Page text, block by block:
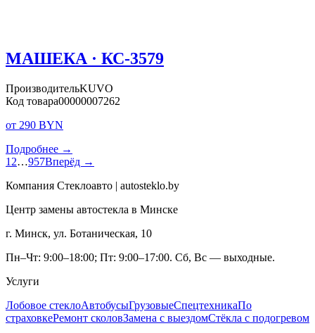
МАШЕКА · КС-3579
ПроизводительKUVO
Код товара00000007262
от 290 BYN
Подробнее →
1 2…957Вперёд →
Компания Стеклоавто | autosteklo.by
Центр замены автостекла в Минске
г. Минск, ул. Ботаническая, 10
Пн–Чт: 9:00–18:00; Пт: 9:00–17:00. Сб, Вс — выходные.
Услуги
Лобовое стеклоАвтобусыГрузовыеСпецтехникаПо
страховкеРемонт сколовЗамена с выездомСтёкла с подогревом